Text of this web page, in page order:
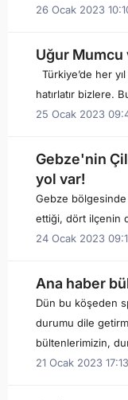
26 Ocak 2023
Uğur Mumcu
Türkiye’de her
hatırlatır bizlere.
25 Ocak 2023
Gebze'nin
yol var!
Gebze
ettiği, dört ilçenin
24 Ocak 2023
Ana haber
Dün bu köşeden
durumu dile
bültenlerimizin,
21 Ocak 2023 17:13